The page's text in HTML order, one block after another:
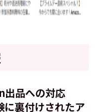
品への対応
裏付けされたア